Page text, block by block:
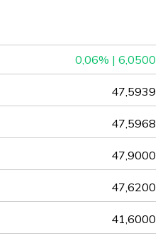
0,06% | 6,0500
47,5939
47,5968
47,9000
47,6200
41,6000